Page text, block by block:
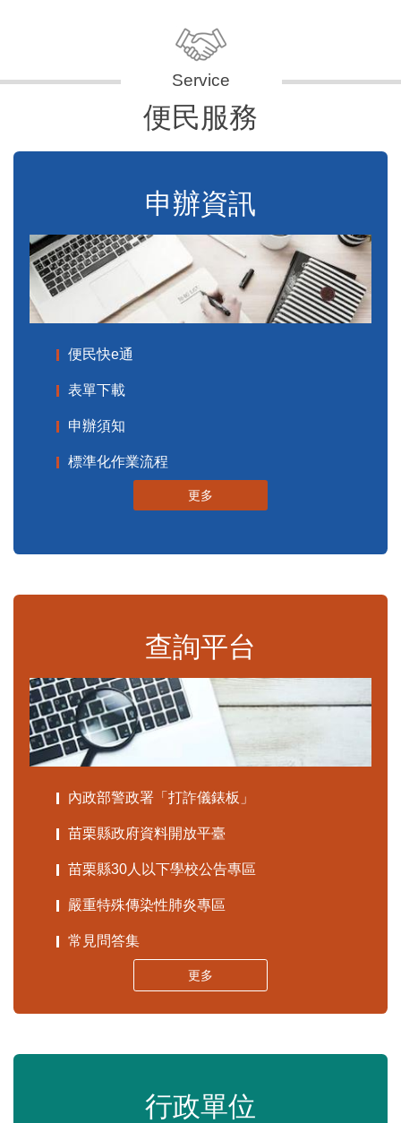
便民服務
申辦資訊
便民快e通
表單下載
申辦須知
標準化作業流程
更多
查詢平台
內政部警政署「打詐儀錶板」
苗栗縣政府資料開放平臺
苗栗縣30人以下學校公告專區
嚴重特殊傳染性肺炎專區
常見問答集
更多
行政單位